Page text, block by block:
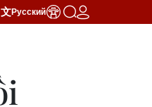
Русский